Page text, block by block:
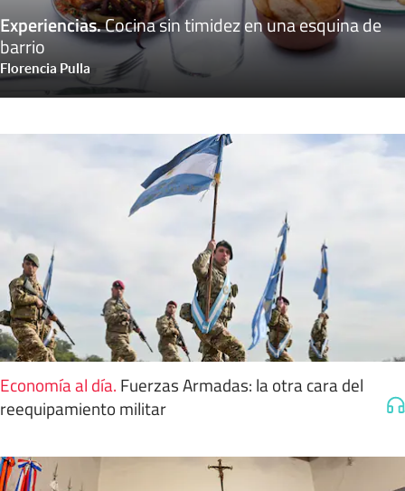
Experiencias.Cocina sin timidez en una esquina de
barrio
Florencia Pulla
Economía al día. Fuerzas Armadas: la otra cara del
reequipamiento militar